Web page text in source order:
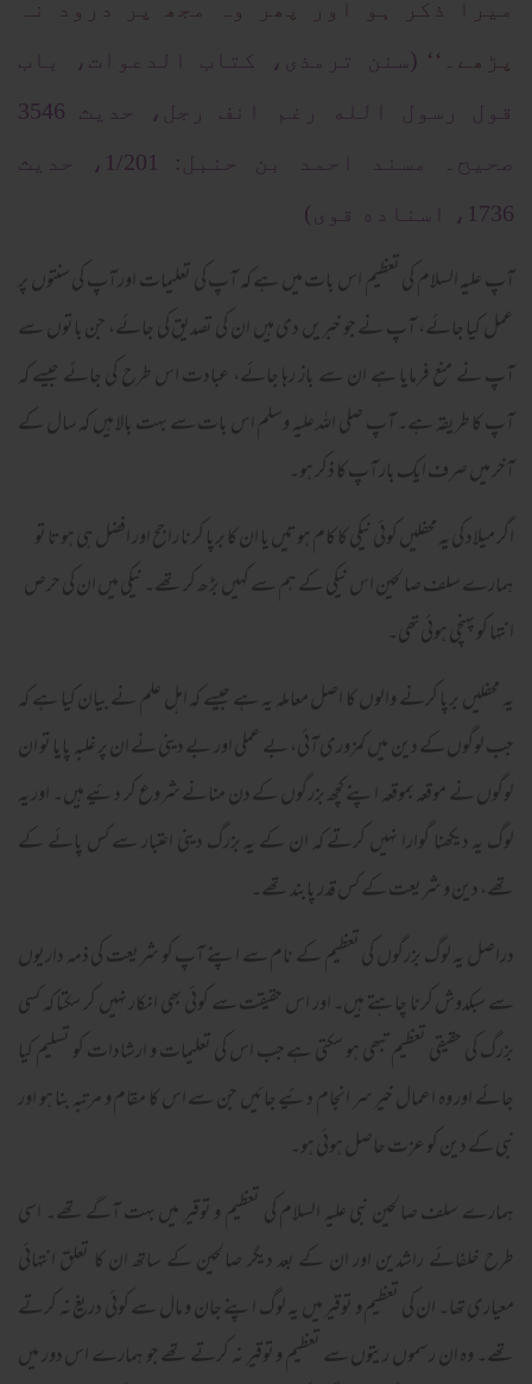
میرا ذکر ہو اور پھر وہ مجھ پر درود نہ
پڑھے۔‘‘ (سنن ترمذى، كتاب الدعوات، باب
قول رسول الله رغم انف رجل، حديث 3546
صحيح۔ مسند احمد بن حنبل: 1/201، حديث
1736، اسناده قوى)
آپ علیہ السلام کی تعظیم اس بات میں ہے کہ آپ کی تعلیمات اور آپ کی سنتوں پر
عمل کیا جائے، آپ نے جو خبریں دی ہیں ان کی تصدیق کی جائے، جن باتوں سے
آپ نے منع فرمایا ہے ان سے باز رہا جائے، عبادت اس طرح کی جائے جیسے کہ
آپ کا طریقہ ہے۔ آپ صلی اللہ علیہ وسلم اس بات سے بہت بالا ہیں کہ سال کے
آخر میں صرف ایک بار آپ کا ذکر ہو۔
اگر میلاد کی یہ محفلیں کوئی نیکی کا کام ہوتیں یا ان کا برپا کرنا راجح اور افضل ہی ہوتا تو
ہمارے سلف صالحین اس نیکی کے ہم سے کہیں بڑھ کر تھے۔ نیکی میں ان کی حرص
انتہا کو پہنچی ہوئی تھی۔
یہ محفلیں برپا کرنے والوں کا اصل معاملہ یہ ہے جیسے کہ اہل علم نے بیان کیا ہے کہ
جب لوگوں کے دین میں کمزوری آئی، بے عملی اور بے دینی نے ان پر غلبہ پایا تو ان
لوگوں نے موقعہ بموقعہ اپنے کچھ بزرگوں کے دن منانے شروع کر دئیے ہیں۔ اور یہ
لوگ یہ دیکھنا گوارا نہیں کرتے کہ ان کے یہ بزرگ دینی اعتبار سے کس پائے کے
تھے، دین و شریعت کے کس قدر پابند تھے۔
دراصل یہ لوگ بزرگوں کی تعظیم کے نام سے اپنے آپ کو شریعت کی ذمہ داریوں
سے سبکدوش کرنا چاہتے ہیں۔ اور اس حقیقت سے کوئی بھی انکار نہیں کر سکتا کہ کسی
بزرگ کی حقیقی تعظیم تبھی ہو سکتی ہے جب اس کی تعلیمات و ارشادات کو تسلیم کیا
جائے اور وہ اعمال خیر سر انجام دئیے جائیں جن سے اس کا مقام و مرتبہ بنا ہو اور
نبی کے دین کو عزت حاصل ہوئی ہو۔
ہمارے سلف صالحین نبی علیہ السلام کی تعظیم و توقیر میں بہت آگے تھے۔ اسی
طرح خلفائے راشدین اور ان کے بعد دیگر صالحین کے ساتھ ان کا تعلق انتہائی
معیاری تھا۔ ان کی تعظیم و توقیر میں یہ لوگ اپنے جان و مال سے کوئی دریغ نہ کرتے
تھے۔ وہ ان رسموں ریتوں سے تعظیم و توقیر نہ کرتے تھے جو ہمارے اس دور میں